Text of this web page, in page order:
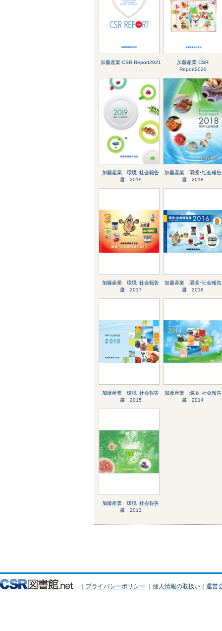
加藤産業 CSR Report2021
加藤産業 CSR
Report2020
加藤産業 環境･社会報告
書 2019
加藤産業 環境･社会報告
書 2018
加藤産業 環境･社会報告
書 2017
加藤産業 環境･社会報告
書 2016
加藤産業 環境･社会報告
書 2015
加藤産業 環境･社会報告
書 2014
加藤産業 環境･社会報告
書 2013
｜ プライバシーポリシー ｜ 個人情報の取扱い ｜ 運営